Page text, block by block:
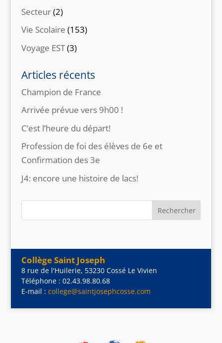
Secteur(2)
Vie Scolaire (153)
Voyage EST(3)
Articles récents
Champion de France
Arrivée prévue vers 9h00 !
C’est l’heure du départ!
Profession de foi des élèves de 6e et
Confirmation des 3e
J4: encore une histoire de lacs!
Collège Saint Joseph
8 rue de l'Huilerie, 53230 Cossé Le Vivien
Téléphone : 02.43.98.80.68
E-mail : college@saintjosephcosse.com